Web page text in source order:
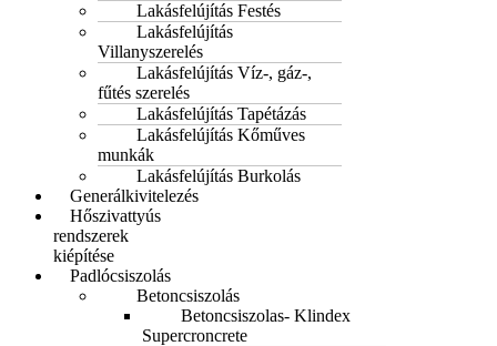
Lakásfelújítás Festés
Lakásfelújítás
Villanyszerelés
Lakásfelújítás Víz-, gáz-,
fűtés szerelés
Lakásfelújítás Tapétázás
Lakásfelújítás Kőműves
munkák
Lakásfelújítás Burkolás
Generálkivitelezés
Hőszivattyús
rendszerek
kiépítése
Padlócsiszolás
Betoncsiszolás
Betoncsiszolas- Klindex
Supercroncrete